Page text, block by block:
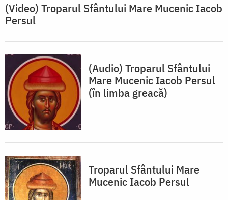
(Video) Troparul Sfântului Mare Mucenic Iacob
Persul
(Audio) Troparul Sfântului
Mare Mucenic Iacob Persul
(în limba greacă)
Troparul Sfântului Mare
Mucenic Iacob Persul